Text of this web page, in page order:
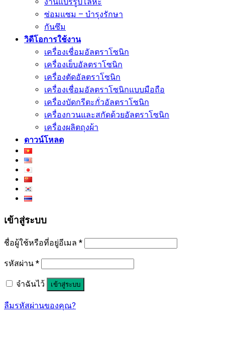
ซ่อมแซม – บำรุงรักษา
กันซึม
วิดีโอการใช้งาน
เครื่องเชื่อมอัลตราโซนิก
เครื่องเย็บอัลตราโซนิก
เครื่องตัดอัลตราโซนิก
เครื่องเชื่อมอัลตราโซนิกแบบมือถือ
เครื่องบัดกรีตะกั่วอัลตราโซนิก
เครื่องกวนและสกัดด้วยอัลตราโซนิก
เครื่องผลิตถุงผ้า
ดาวน์โหลด
เข้าสู่ระบบ
ชื่อผู้ใช้หรือที่อยู่อีเมล *
รหัสผ่าน *
จำฉันไว้ เข้าสู่ระบบ
ลืมรหัสผ่านของคุณ?